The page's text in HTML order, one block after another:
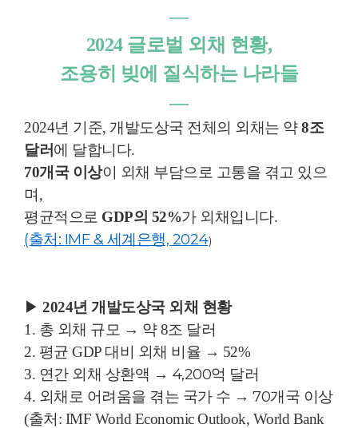
―
2024 글로벌 외채 현황,
조용히 빚에 질식하는 나라들
―
2024년 기준, 개발도상국 전체의 외채는 약8조
달러에 달합니다.
70개국 이상이 외채 부담으로 고통을 겪고 있으
며,
평균적으로 GDP의 52%가 외채입니다.
(출처: IMF & 세계은행, 2024)
▶ 2024년 개발도상국 외채 현황
1. 총 외채 규모 → 약 8조 달러
2. 평균 GDP 대비 외채 비율 → 52%
3. 연간 외채 상환액 → 4,200억 달러
4. 외채로 어려움을 겪는 국가 수 → 70개국 이상
(출처: IMF World Economic Outlook, World Bank